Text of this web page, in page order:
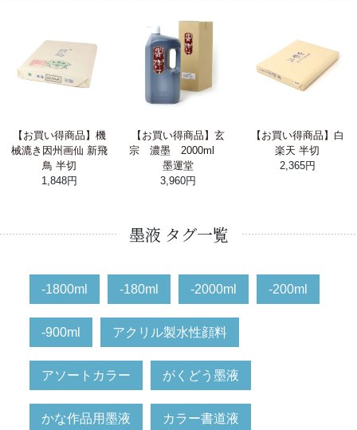
【お買い得商品】機
械漉き因州画仙 新飛
鳥 半切
1,848円
【お買い得商品】玄
宗 濃墨 2000ml
墨運堂
3,960円
【お買い得商品】白
楽天 半切
2,365円
墨液 タグ一覧
-1800ml -180ml -2000ml -200ml
-900ml アクリル製水性顔料
アソートカラー がくどう墨液
かな作品用墨液 カラー書道液